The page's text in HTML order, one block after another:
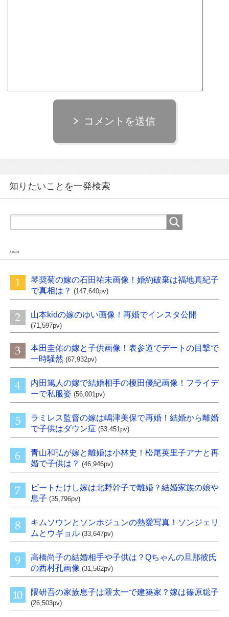
コメントを送信
知りたいことを一発検索
人気記事
琴奨菊の嫁の石田祐未画像！婚約破棄は福地真紀子
で真相は？ (147,640pv)
山本kidの嫁のゆい画像！再婚でインスタ公開
(71,597pv)
本田圭佑の嫁と子供画像！表参道でデートの目撃で
一時騒然 (67,932pv)
内田篤人の嫁で結婚相手の榎田優紀画像！フライデ
ーで私服姿 (56,001pv)
ラミレス監督の嫁は嶋津美保で再婚！結婚から離婚
で子供はダウン症 (53,451pv)
青山和弘が嫁と離婚は小林史！松尾英里子アナと再
婚で子供は？ (46,946pv)
ビートたけし嫁は北野幹子で離婚？結婚家族の娘や
息子 (35,796pv)
キムソウンとソンホジュンの熱愛写真！ソンジェリ
ムとウギョル (33,647pv)
高橋尚子の結婚相手や子供は？Qちゃんの旦那彼氏
の西村孔画像 (31,562pv)
隈研吾の家族息子は隈太一で建築家？嫁は篠原聡子
(26,503pv)